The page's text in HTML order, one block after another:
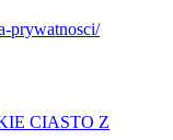
prywatnosci/
CIASTO Z